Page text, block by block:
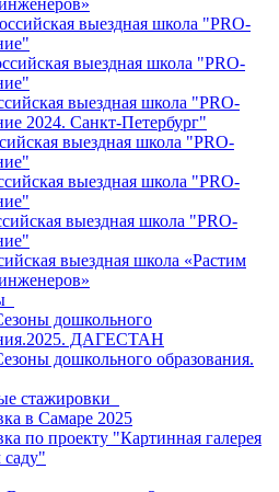
выездная школа "PRO-
выездная школа "PRO-
выездная школа "PRO-
2024. Санкт-Петербург"
выездная школа "PRO-
выездная школа "PRO-
выездная школа "PRO-
выездная школа «Растим
дошкольного
ДАГЕСТАН
дошкольного образования.
стажировки
в Самаре 2025
по проекту "Картинная галерея
саду"